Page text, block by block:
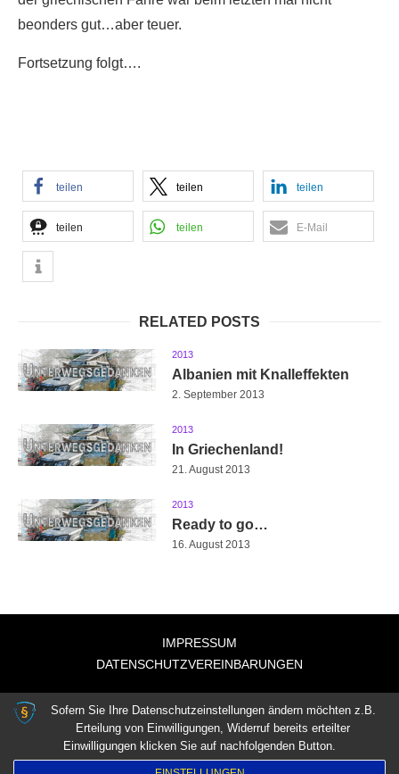
beonders gut…aber teuer.
Fortsetzung folgt….
teilen teilen teilen
teilen teilen E-Mail
RELATED POSTS
2013
Albanien mit Knalleffekten
2. September 2013
2013
In Griechenland!
21. August 2013
2013
Ready to go…
16. August 2013
IMPRESSUM
DATENSCHUTZVEREINBARUNGEN
Sofern Sie Ihre Datenschutzeinstellungen ändern möchten z.B.
Erteilung von Einwilligungen, Widerruf bereits erteilter
Einwilligungen klicken Sie auf nachfolgenden Button.